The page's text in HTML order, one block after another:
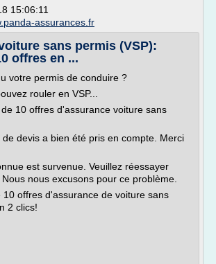
15:06:11
assurances.fr
sans permis (VSP):
offres en ...
votre permis de conduire ?
rouler en VSP...
10 offres d'assurance voiture sans
devis a bien été pris en compte. Merci
est survenue. Veuillez réessayer
nous excusons pour ce problème.
10 offres d'assurance de voiture sans
2 clics!